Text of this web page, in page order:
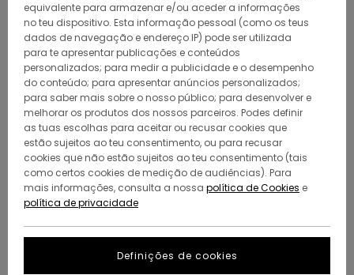
equivalente para armazenar e/ou aceder a informações
no teu dispositivo. Esta informação pessoal (como os teus
dados de navegação e endereço IP) pode ser utilizada
para te apresentar publicações e conteúdos
personalizados; para medir a publicidade e o desempenho
do conteúdo; para apresentar anúncios personalizados;
para saber mais sobre o nosso público; para desenvolver e
melhorar os produtos dos nossos parceiros. Podes definir
as tuas escolhas para aceitar ou recusar cookies que
estão sujeitos ao teu consentimento, ou para recusar
cookies que não estão sujeitos ao teu consentimento (tais
como certos cookies de medição de audiências). Para
mais informações, consulta a nossa política de Cookies e
política de privacidade
Definições de cookies